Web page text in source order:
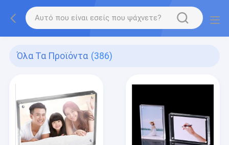
Όλα Τα Προϊόντα (386)